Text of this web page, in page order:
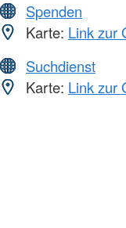
Spenden
Karte: Link zur
Suchdienst
Karte: Link zur